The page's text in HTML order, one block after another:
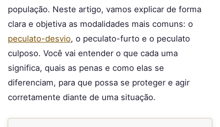
população. Neste artigo, vamos explicar de forma
clara e objetiva as modalidades mais comuns: o
peculato-desvio, o peculato-furto e o peculato
culposo. Você vai entender o que cada uma
significa, quais as penas e como elas se
diferenciam, para que possa se proteger e agir
corretamente diante de uma situação.